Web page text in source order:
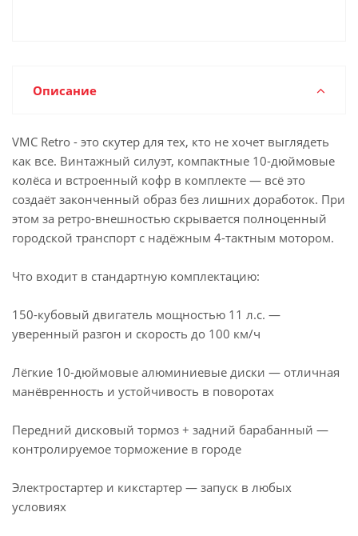
Описание
VMC Retro - это скутер для тех, кто не хочет выглядеть
как все. Винтажный силуэт, компактные 10-дюймовые
колёса и встроенный кофр в комплекте — всё это
создаёт законченный образ без лишних доработок. При
этом за ретро-внешностью скрывается полноценный
городской транспорт с надёжным 4-тактным мотором.
Что входит в стандартную комплектацию:
150-кубовый двигатель мощностью 11 л.с. —
уверенный разгон и скорость до 100 км/ч
Лёгкие 10-дюймовые алюминиевые диски — отличная
манёвренность и устойчивость в поворотах
Передний дисковый тормоз + задний барабанный —
контролируемое торможение в городе
Электростартер и кикстартер — запуск в любых
условиях